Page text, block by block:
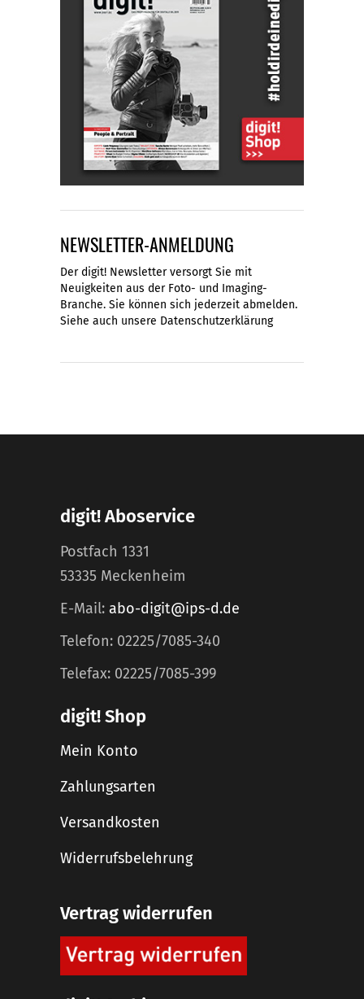
NEWSLETTER-ANMELDUNG
Der digit! Newsletter versorgt Sie mit
Neuigkeiten aus der Foto- und Imaging-
Branche. Sie können sich jederzeit abmelden.
Siehe auch unsere Datenschutzerklärung
digit! Aboservice
Postfach 1331
53335 Meckenheim
E-Mail: abo-digit@ips-d.de
Telefon: 02225/7085-340
Telefax: 02225/7085-399
digit! Shop
Mein Konto
Zahlungsarten
Versandkosten
Widerrufsbelehrung
Vertrag widerrufen